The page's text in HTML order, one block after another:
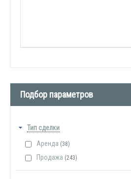
Подбор параметров
Тип сделки
Аренда (38)
Продажа (243)